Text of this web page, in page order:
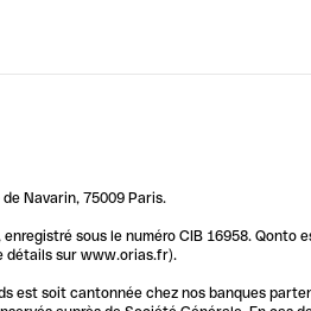
Navarin, 75009 Paris.
sous le numéro CIB 16958. Qonto
détails sur www.orias.fr).
est soit cantonnée chez nos banques